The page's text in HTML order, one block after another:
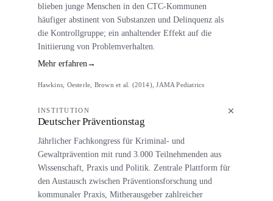
blieben junge Menschen in den CTC-Kommunen
häufiger abstinent von Substanzen und Delinquenz als
die Kontrollgruppe; ein anhaltender Effekt auf die
Initiierung von Problemverhalten.
Mehr erfahren →
Hawkins, Oesterle, Brown et al. (2014), JAMA Pediatrics
INSTITUTION
Deutscher Präventionstag
Jährlicher Fachkongress für Kriminal- und
Gewaltprävention mit rund 3.000 Teilnehmenden aus
Wissenschaft, Praxis und Politik. Zentrale Plattform für
den Austausch zwischen Präventionsforschung und
kommunaler Praxis, Mitherausgeber zahlreicher